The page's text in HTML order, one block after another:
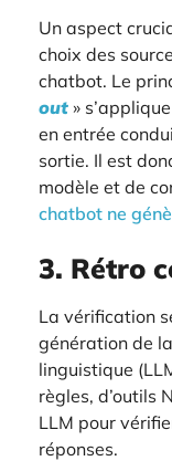
Un aspect
choix des
chatbot. Le
out »
en entrée
sortie. Il est
modèle et de
chatbot ne
3. Rétro
La vérification
génération de
linguistique
règles, d’outils
LLM pour
réponses.